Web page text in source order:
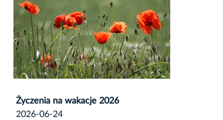
Życzenia na wakacje 2026
2026-06-24